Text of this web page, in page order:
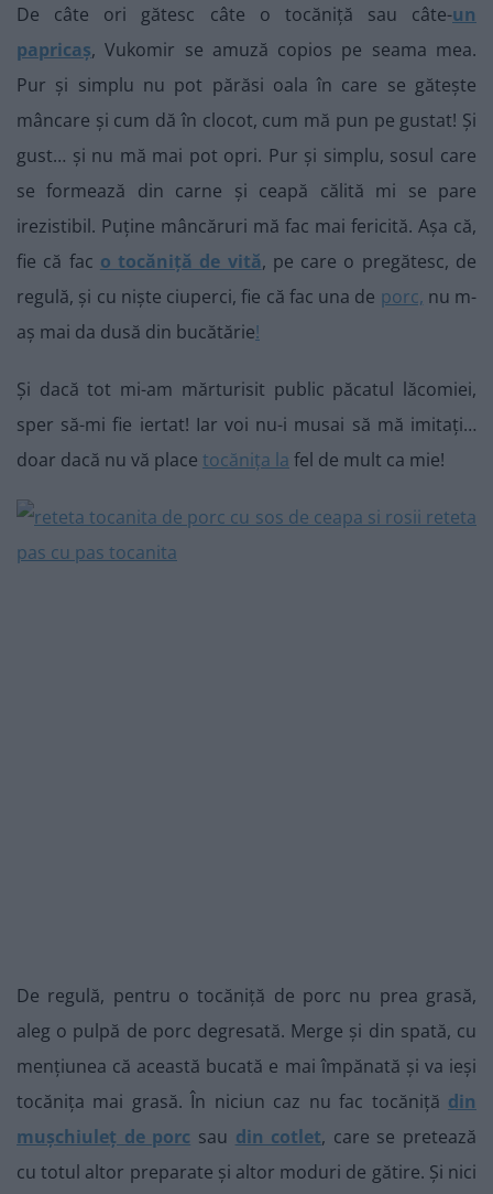
De câte ori gătesc câte o tocăniță sau câte-un
papricaș, Vukomir se amuză copios pe seama mea.
Pur și simplu nu pot părăsi oala în care se gătește
mâncare și cum dă în clocot, cum mă pun pe gustat! Și
gust… și nu mă mai pot opri. Pur și simplu, sosul care
se formează din carne și ceapă călită mi se pare
irezistibil. Puține mâncăruri mă fac mai fericită. Așa că,
fie că fac o tocăniță de vită, pe care o pregătesc, de
regulă, și cu niște ciuperci, fie că fac una de porc, nu m-
aș mai da dusă din bucătărie!
Și dacă tot mi-am mărturisit public păcatul lăcomiei,
sper să-mi fie iertat! Iar voi nu-i musai să mă imitați…
doar dacă nu vă place tocănița la fel de mult ca mie!
De regulă, pentru o tocăniță de porc nu prea grasă,
aleg o pulpă de porc degresată. Merge și din spată, cu
mențiunea că această bucată e mai împănată și va ieși
tocănița mai grasă. În niciun caz nu fac tocăniță din
mușchiuleț de porc sau din cotlet, care se pretează
cu totul altor preparate și altor moduri de gătire. Și nici